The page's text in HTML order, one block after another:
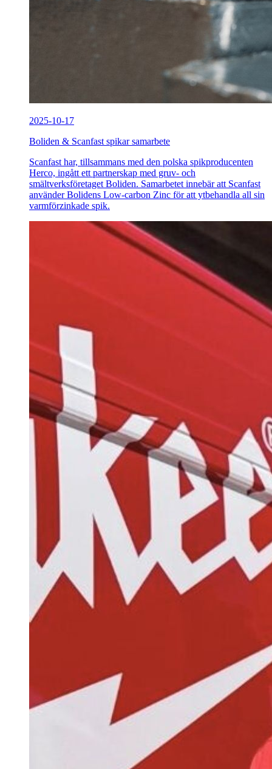
2025-10-17
Boliden & Scanfast spikar samarbete
Scanfast har, tillsammans med den polska spikproducenten
Herco, ingått ett partnerskap med gruv- och
smältverksföretaget Boliden. Samarbetet innebär att Scanfast
använder Bolidens Low-carbon Zinc för att ytbehandla all sin
varmförzinkade spik.